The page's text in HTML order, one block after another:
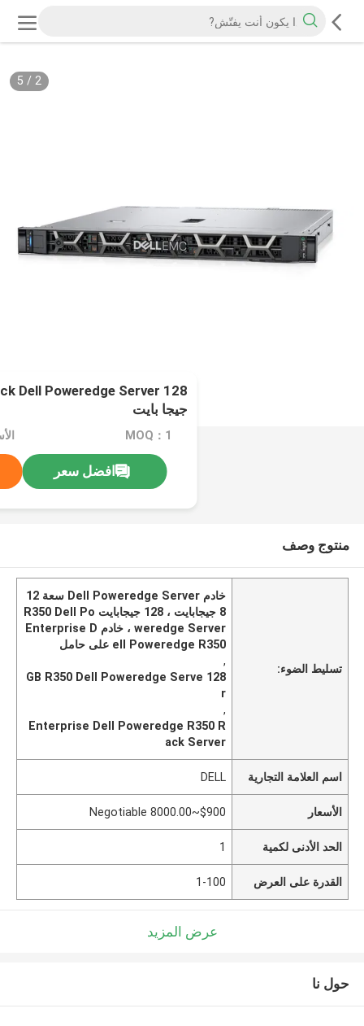
2
/
5
Dell Poweredge Server 128
جيجا بايت
MOQ：1
افضل سعر
منتوج وصف
تسليط الضوء:
خادم Dell Poweredge Server سعة 12
8 جيجابايت ، 128 جيجابايت R350 Dell Po
weredge Server ، خادم Enterprise D
ell Poweredge R350 على حامل
,
128 GB R350 Dell Poweredge Serve
r
,
Enterprise Dell Poweredge R350 R
ack Server
اسم العلامة التجارية DELL
الأسعار $900~8000.00 Negotiable
الحد الأدنى لكمية 1
القدرة على العرض 1-100
عرض المزيد
حول نا